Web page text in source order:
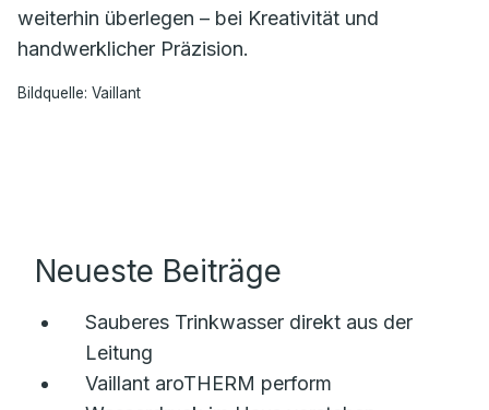
weiterhin überlegen – bei Kreativität und
handwerklicher Präzision.
Bildquelle: Vaillant
Neueste Beiträge
Sauberes Trinkwasser direkt aus der
Leitung
Vaillant aroTHERM perform